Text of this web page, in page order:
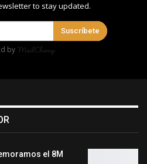
to stay updated.
Suscríbete
by
el 8M